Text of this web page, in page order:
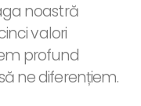
noastră
valori
profund
ne diferențiem.